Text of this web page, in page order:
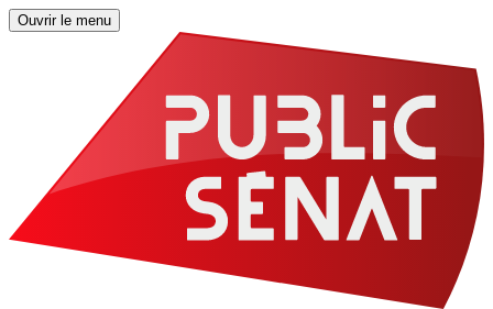
Ouvrir le menu